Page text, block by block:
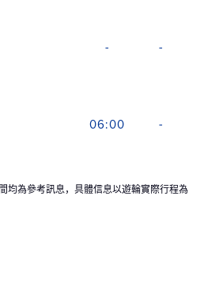
- -
06:00 -
均為參考訊息，具體信息以遊輪實際行程為